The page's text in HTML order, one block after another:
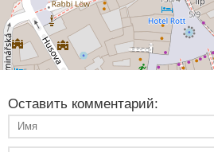
Оставить комментарий: